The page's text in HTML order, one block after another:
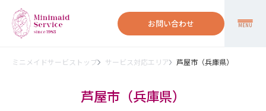
お問い合わせ MENU
ミニメイドサービストップ サービス対応エリア 芦屋市（兵庫県）
芦屋市（兵庫県）